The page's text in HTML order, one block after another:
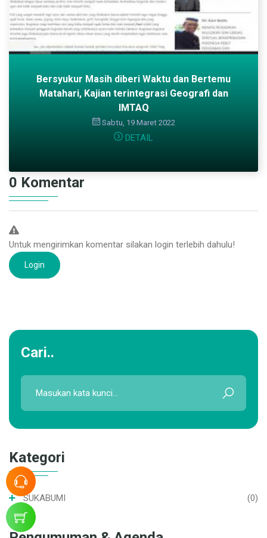
Bersyukur Masih diberi Waktu dan Bertemu
Matahari, Kajian terintegrasi Geografi dan
IMTAQ
Sabtu, 19 Maret 2022
DETAIL
0 Komentar
Untuk mengirimkan komentar silakan login terlebih dahulu!
Login
Cari..
Kategori
SUKABUMI (0)